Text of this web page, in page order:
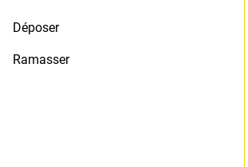
Déposer
Ramasser